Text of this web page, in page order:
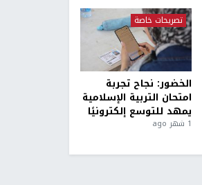
تصريحات خاصة
الخضور: نجاح تجربة
امتحان التربية الإسلامية
يمهد للتوسع إلكترونيًا
1 شهر ago